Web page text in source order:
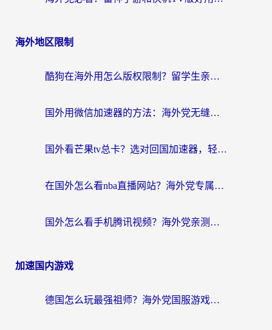
海外地区限制
酷狗在海外用怎么版权限制？留学生亲测：3步解决听国内音乐难题
国外用微信加速器的方法：海外党无缝连接国内生活的实用指南
国外看芒果tv总卡？选对回国加速器，轻松追《浪姐》不费劲
在国外怎么看nba直播网站？海外党专属体育观赛指南，告别地区限制！
国外怎么看手机腾讯视频？海外党亲测有效的追剧加速器选择指南
加速国内游戏
德国怎么玩最强祖师？海外党国服游戏加速器选择全攻略（附宝可梦Online实测）